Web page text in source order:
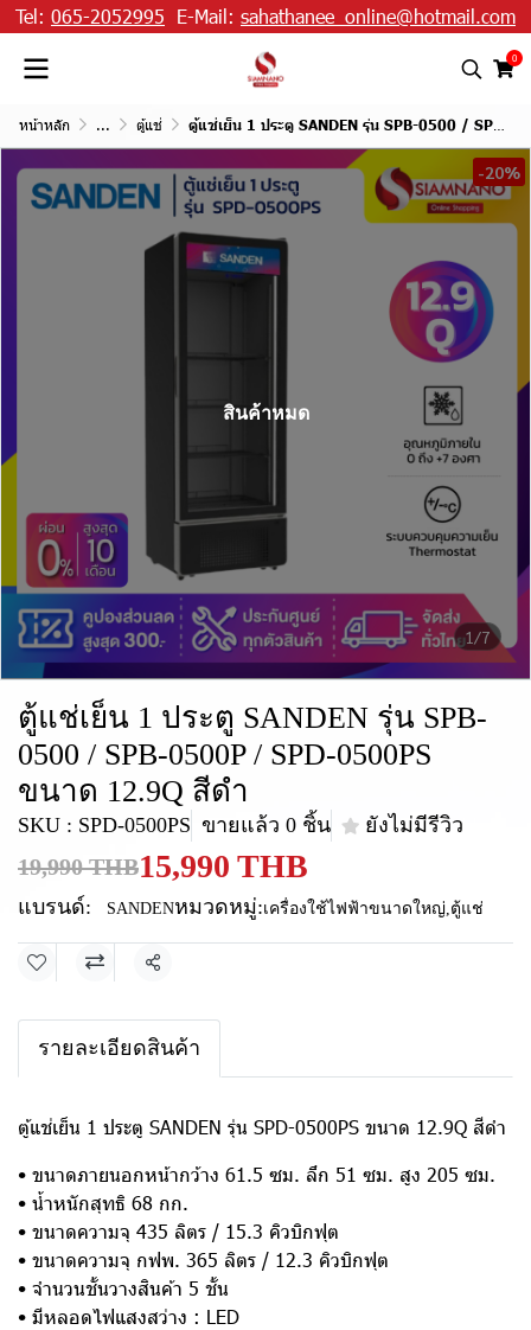
Tel: 065-2052995 E-Mail: sahathanee_online@hotmail.com
0
หน้าหลัก ... ตู้แช่ ตู้แช่เย็น 1 ประตู SANDEN รุ่น SPB-0500 / SPB-0500P / SPD-0500PS ขนาด 12.9Q สีดำ
1/7
-20%
สินค้าหมด
ตู้แช่เย็น 1 ประตู SANDEN รุ่น SPB-
0500 / SPB-0500P / SPD-0500PS
ขนาด 12.9Q สีดำ
SKU : SPD-0500PS ขายแล้ว 0 ชิ้น ยังไม่มีรีวิว
19,990 THB15,990 THB
แบรนด์: SANDENหมวดหมู่:เครื่องใช้ไฟฟ้าขนาดใหญ่,ตู้แช่
แชร์
รายละเอียดสินค้า
ตู้แช่เย็น 1 ประตู SANDEN รุ่น SPD-0500PS ขนาด 12.9Q สีดำ
• ขนาดภายนอกหน้ากว้าง 61.5 ซม. ลึก 51 ซม. สูง 205 ซม.
• น้ำหนักสุทธิ 68 กก.
• ขนาดความจุ 435 ลิตร / 15.3 คิวบิกฟุต
• ขนาดความจุ กฟพ. 365 ลิตร / 12.3 คิวบิกฟุต
• จำนวนชั้นวางสินค้า 5 ชั้น
• มีหลอดไฟแสงสว่าง : LED